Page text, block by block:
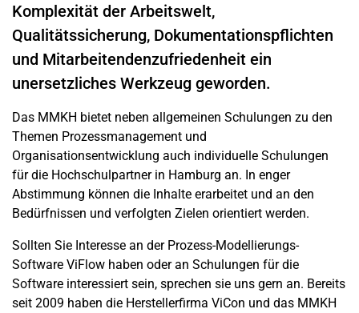
Komplexität der Arbeitswelt,
Qualitätssicherung, Dokumentationspflichten
und Mitarbeitendenzufriedenheit ein
unersetzliches Werkzeug geworden.
Das MMKH bietet neben allgemeinen Schulungen zu den
Themen Prozessmanagement und
Organisationsentwicklung auch individuelle Schulungen
für die Hochschulpartner in Hamburg an. In enger
Abstimmung können die Inhalte erarbeitet und an den
Bedürfnissen und verfolgten Zielen orientiert werden.
Sollten Sie Interesse an der Prozess-Modellierungs-
Software ViFlow haben oder an Schulungen für die
Software interessiert sein, sprechen sie uns gern an. Bereits
seit 2009 haben die Herstellerfirma ViCon und das MMKH